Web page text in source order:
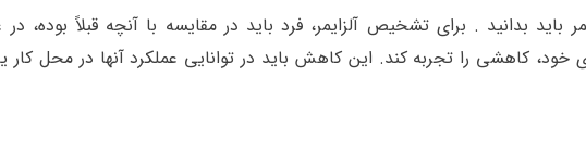
باید بدانید . برای تشخیص آلزایمر، فرد باید در مقایسه با آنچه قبلاً
خود، کاهشی را تجربه کند. این کاهش باید در توانایی عملکرد آنها در محل کار